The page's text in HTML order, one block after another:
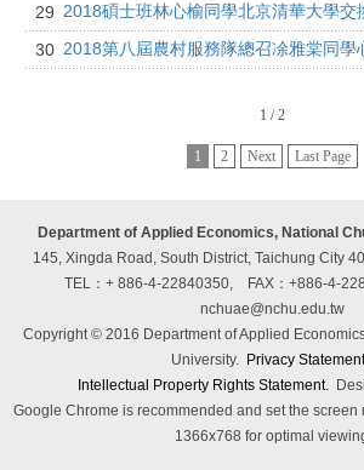
29 2018碩士班林心榆同學北京清華大學交
30 2018第八屆農村服務隊總召凃雅棠同學
1 / 2
1 2 Next Last Page
Department of Applied Economics, National
145, Xingda Road, South District, Taichung City
TEL：+ 886-4-22840350, FAX：+886-4-
nchuae@nchu.edu.tw
Copyright © 2016 Department of Applied
University. Privacy
Intellectual Property Rights Statement.
Google Chrome is recommended and set the
1366x768 for optimal